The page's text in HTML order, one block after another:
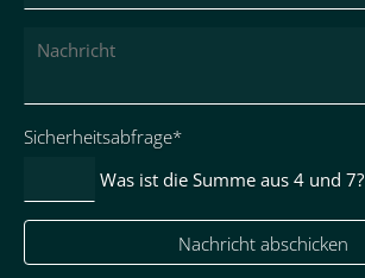
Pflichtfeld
Sicherheitsabfrage*
Was ist die Summe aus 4 und 7?
Nachricht abschicken